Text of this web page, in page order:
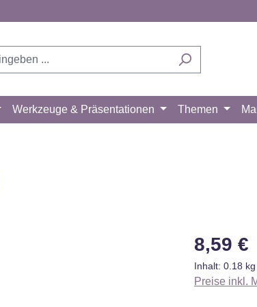
Werkzeuge & Präsentationen Themen
Regulärer
8,59 €
Inhalt: 0.18 kg
Preise inkl.